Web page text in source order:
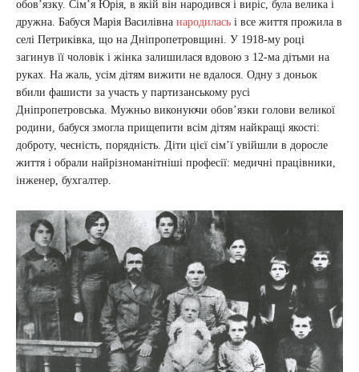
обов’язку. Сім’я Юрія, в якій він народився і виріс, була велика і
дружна. Бабуся Марія Василівна народилась і все життя прожила в
селі Петриківка, що на Дніпропетровщині. У 1918-му році
загинув її чоловік і жінка залишилася вдовою з 12-ма дітьми на
руках. На жаль, усім дітям вижити не вдалося. Одну з доньок
вбили фашисти за участь у партизанському русі
Дніпропетровська. Мужньо виконуючи обов’язки голови великої
родини, бабуся змогла прищепити всім дітям найкращі якості:
доброту, чесність, порядність. Діти цієї сім’ї увійшли в доросле
життя і обрали найрізноманітніші професії: медичні працівники,
інженер, бухгалтер.